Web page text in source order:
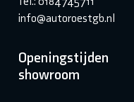
info@autoroestgb.nl
Openingstijden
showroom